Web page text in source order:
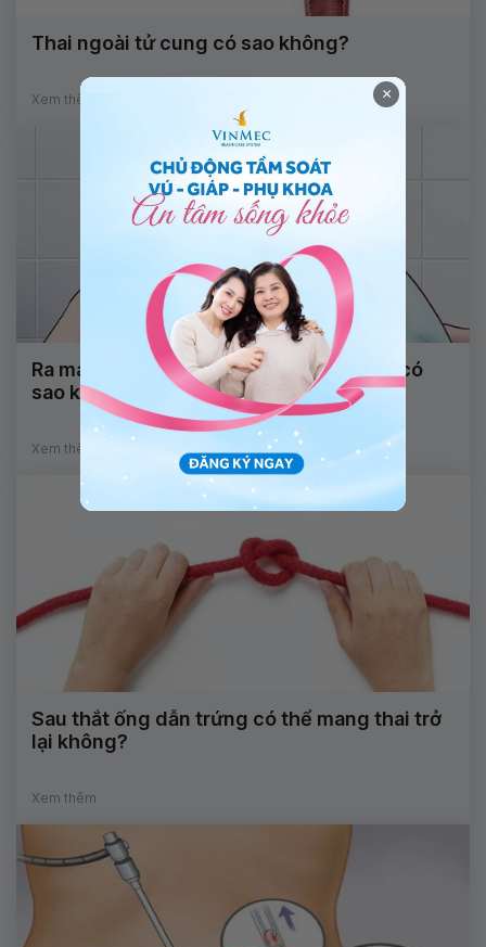
Thai ngoài tử cung có sao không?
Xem thêm
Ra máu trong giai đoạn sớm của thai kỳ có
sao không?
Xem thêm
Sau thắt ống dẫn trứng có thể mang thai trở
lại không?
Xem thêm
×